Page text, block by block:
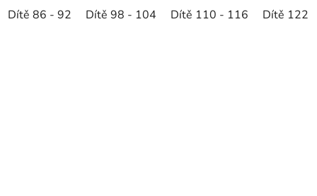
Dítě 86 - 92 Dítě 98 - 104 Dítě 110 - 116 Dítě 122